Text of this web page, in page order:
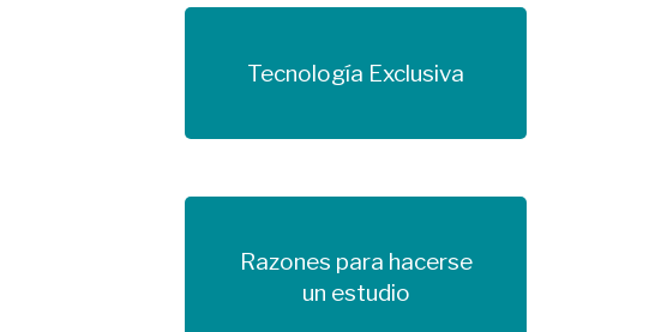
Tecnología Exclusiva
Más información
Razones para hacerse
un estudio
Más información